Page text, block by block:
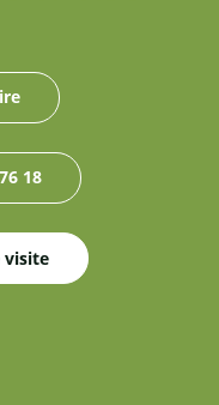
18
visite